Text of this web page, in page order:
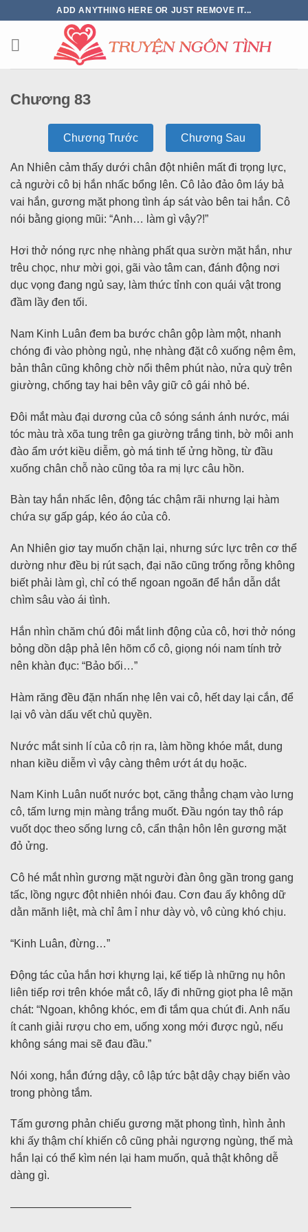
ADD ANYTHING HERE OR JUST REMOVE IT...
Chương 83
Chương Trước Chương Sau
An Nhiên cảm thấy dưới chân đột nhiên mất đi trọng lực,
cả người cô bị hắn nhấc bổng lên. Cô lảo đảo ôm láy bả
vai hắn, gương mặt phong tình áp sát vào bên tai hắn. Cô
nói bằng giọng mũi: “Anh… làm gì vậy?!”
Hơi thở nóng rực nhẹ nhàng phất qua sườn mặt hắn, như
trêu chọc, như mời gọi, gãi vào tâm can, đánh động nơi
dục vọng đang ngủ say, làm thức tỉnh con quái vật trong
đầm lầy đen tối.
Nam Kinh Luân đem ba bước chân gộp làm một, nhanh
chóng đi vào phòng ngủ, nhẹ nhàng đặt cô xuống nệm êm,
bản thân cũng không chờ nổi thêm phút nào, nửa quỳ trên
giường, chống tay hai bên vây giữ cô gái nhỏ bé.
Đôi mắt màu đại dương của cô sóng sánh ánh nước, mái
tóc màu trà xõa tung trên ga giường trắng tinh, bờ môi anh
đào ẩm ướt kiều diễm, gò má tinh tế ửng hồng, từ đầu
xuống chân chỗ nào cũng tỏa ra mị lực câu hồn.
Bàn tay hắn nhấc lên, động tác chậm rãi nhưng lại hàm
chứa sự gấp gáp, kéo áo của cô.
An Nhiên giơ tay muốn chặn lại, nhưng sức lực trên cơ thể
dường như đều bị rút sạch, đại não cũng trống rỗng không
biết phải làm gì, chỉ có thể ngoan ngoãn để hắn dẫn dắt
chìm sâu vào ái tình.
Hắn nhìn chăm chú đôi mắt linh động của cô, hơi thở nóng
bỏng dồn dập phả lên hõm cổ cô, giọng nói nam tính trở
nên khàn đục: “Bảo bối…”
Hàm răng đều đặn nhấn nhẹ lên vai cô, hết day lại cắn, để
lại vô vàn dấu vết chủ quyền.
Nước mắt sinh lí của cô rịn ra, làm hồng khóe mắt, dung
nhan kiều diễm vì vậy càng thêm ướt át dụ hoặc.
Nam Kinh Luân nuốt nước bọt, căng thẳng chạm vào lưng
cô, tấm lưng mịn màng trắng muốt. Đầu ngón tay thô ráp
vuốt dọc theo sống lưng cô, cẩn thận hôn lên gương mặt
đỏ ửng.
Cô hé mắt nhìn gương mặt người đàn ông gần trong gang
tấc, lồng ngực đột nhiên nhói đau. Cơn đau ấy không dữ
dằn mãnh liệt, mà chỉ âm ỉ như dày vò, vô cùng khó chịu.
“Kinh Luân, đừng…”
Động tác của hắn hơi khựng lại, kế tiếp là những nụ hôn
liên tiếp rơi trên khóe mắt cô, lấy đi những giọt pha lê mặn
chát: “Ngoan, không khóc, em đi tắm qua chút đi. Anh nấu
ít canh giải rượu cho em, uống xong mới được ngủ, nếu
không sáng mai sẽ đau đầu.”
Nói xong, hắn đứng dậy, cô lập tức bật dậy chạy biến vào
trong phòng tắm.
Tấm gương phản chiếu gương mặt phong tình, hình ảnh
khi ấy thậm chí khiến cô cũng phải ngượng ngùng, thế mà
hắn lại có thể kìm nén lại ham muốn, quả thật không dễ
dàng gì.
———————————